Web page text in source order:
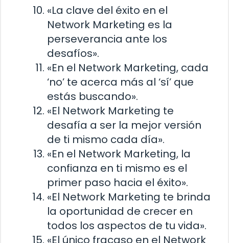
«La clave del éxito en el
Network Marketing es la
perseverancia ante los
desafíos».
«En el Network Marketing, cada
‘no’ te acerca más al ‘sí’ que
estás buscando».
«El Network Marketing te
desafía a ser la mejor versión
de ti mismo cada día».
«En el Network Marketing, la
confianza en ti mismo es el
primer paso hacia el éxito».
«El Network Marketing te brinda
la oportunidad de crecer en
todos los aspectos de tu vida».
«El único fracaso en el Network